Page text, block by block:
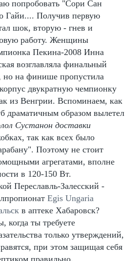
попробовать "Сори Сан
Гайи.... Получив первую
шок, вторую - гнев и
работу. Женщины
Пекина-2008 Инна
возглавляла финальный
но на финише пропустила
двукратную чемпионку
из Венгрии. Вспоминаем, как
драматичным образом вылетел
Сустанон доставки
так как всех было
Поэтому не стоит
агрегатами, вполне
в 120-150 Вт.
Переславль-Залесский -
Egis Ungaria
в аптеке Хабаровск?
когда ты требуете
только утверждений,
при этом защищая себя
правильно.